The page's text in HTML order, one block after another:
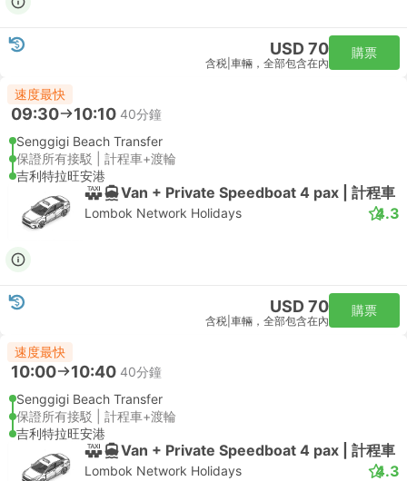
USD 70
含税 車輛，全部包含在內
購票
速度最快
09:30 10:10 40分鐘
Senggigi Beach Transfer
保證所有接駁 | 計程車+渡輪
吉利特拉旺安港
Van + Private Speedboat 4 pax | 計程車
Lombok Network Holidays 4.3
USD 70
含税 車輛，全部包含在內
購票
速度最快
10:00 10:40 40分鐘
Senggigi Beach Transfer
保證所有接駁 | 計程車+渡輪
吉利特拉旺安港
Van + Private Speedboat 4 pax | 計程車
Lombok Network Holidays 4.3